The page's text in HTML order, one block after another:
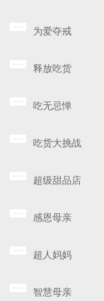
为爱夺戒
释放吃货
吃无忌惮
吃货大挑战
超级甜品店
感恩母亲
超人妈妈
智慧母亲